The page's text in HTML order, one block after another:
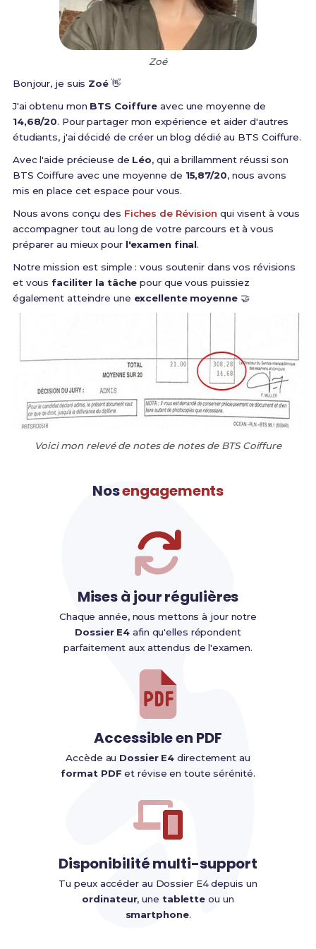
Zoé
Bonjour, je suis Zoé👋
J'ai obtenu mon BTS Coiffure avec une moyenne de
14,68/20. Pour partager mon expérience et aider d'autres
étudiants, j'ai décidé de créer un blog dédié au BTS Coiffure.
Avec l'aide précieuse de Léo, qui a brillamment réussi son
BTS Coiffure avec une moyenne de 15,87/20, nous avons
mis en place cet espace pour vous.
Nous avons conçu des Fiches de Révision qui visent à vous
accompagner tout au long de votre parcours et à vous
préparer au mieux pour l'examen final.
Notre mission est simple : vous soutenir dans vos révisions
et vousfaciliter la tâche pour que vous puissiez
également atteindre une excellente moyenne🤝
Voici mon relevé de notes de notes de BTS Coiffure
Nosengagements
Mises à jour régulières
Chaque année, nous mettons à jour notre
Dossier E4 afin qu'elles répondent
parfaitement aux attendus de l'examen.
Accessible en PDF
Accède au Dossier E4 directement au
format PDF et révise en toute sérénité.
Disponibilité multi-support
Tu peux accéder au Dossier E4 depuis un
ordinateur, une tablette ou un
smartphone.